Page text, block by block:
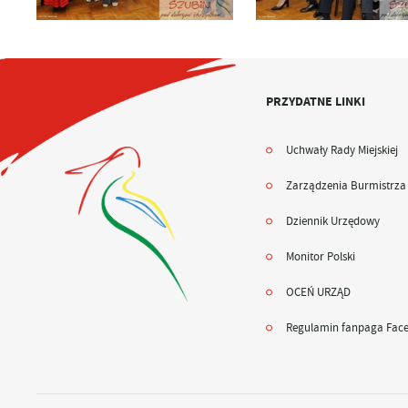
PRZYDATNE LINKI
Uchwały Rady Miejskiej
Zarządzenia Burmistrza
Dziennik Urzędowy
Monitor Polski
OCEŃ URZĄD
Regulamin fanpaga